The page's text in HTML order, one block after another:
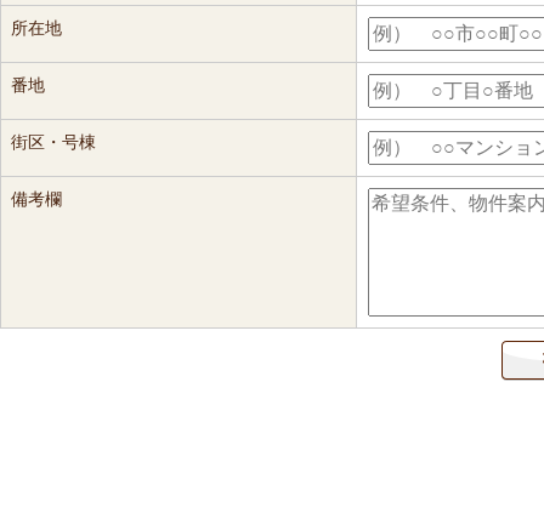
所在地
番地
街区・号棟
備考欄